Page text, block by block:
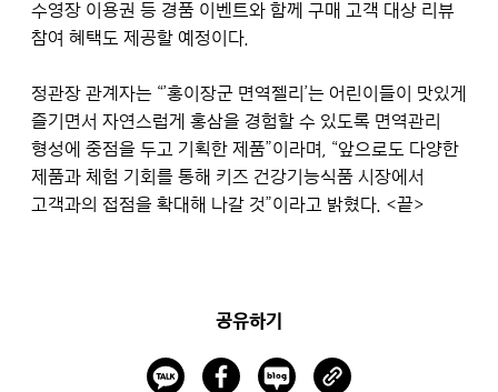
수영장 이용권 등 경품 이벤트와 함께 구매 고객 대상 리뷰
참여 혜택도 제공할 예정이다.
정관장 관계자는 “’홍이장군 면역젤리’는 어린이들이 맛있게
즐기면서 자연스럽게 홍삼을 경험할 수 있도록 면역관리
형성에 중점을 두고 기획한 제품”이라며, “앞으로도 다양한
제품과 체험 기회를 통해 키즈 건강기능식품 시장에서
고객과의 접점을 확대해 나갈 것”이라고 밝혔다. <끝>
공유하기